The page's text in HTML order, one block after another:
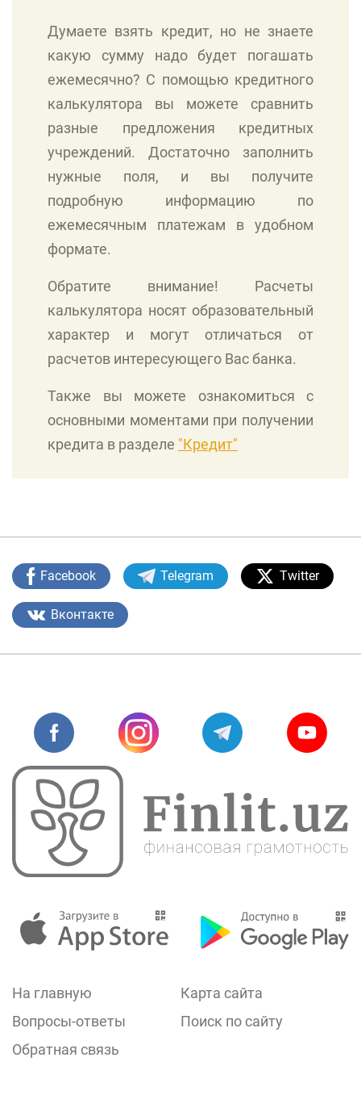
Думаете взять кредит, но не знаете
какую сумму надо будет погашать
ежемесячно? С помощью кредитного
калькулятора вы можете сравнить
разные предложения кредитных
учреждений. Достаточно заполнить
нужные поля, и вы получите
подробную информацию по
ежемесячным платежам в удобном
формате.
Обратите внимание! Расчеты
калькулятора носят образовательный
характер и могут отличаться от
расчетов интересующего Вас банка.
Также вы можете ознакомиться с
основными моментами при получении
кредита в разделе "Кредит"
Facebook Telegram Twitter
Вконтакте
На главную
Карта сайта
Вопросы-ответы
Поиск по сайту
Обратная связь